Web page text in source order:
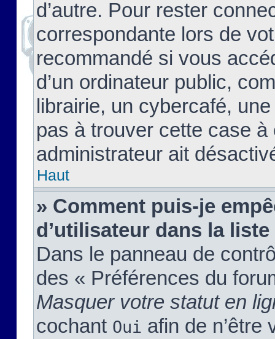
d’autre. Pour rester
correspondante lors de
recommandé si vous
d’un ordinateur public,
librairie, un cybercafé,
pas à trouver cette case à
administrateur ait
Haut
» Comment puis-je
d’utilisateur dans la
Dans le panneau de
des « Préférences du
Masquer votre statut en
cochant Oui afin de n’être